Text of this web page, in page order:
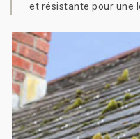
et résistante pour une